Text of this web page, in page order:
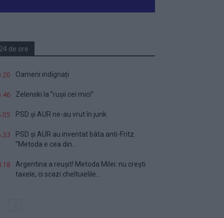
24 de ore
Oameni indignați
Zelenski la ”rușii cei mici”
PSD și AUR ne-au vrut în junk
PSD și AUR au inventat bâta anti-Fritz.
”Metoda e cea din...
Argentina a reușit! Metoda Milei: nu crești
taxele, ci scazi cheltuielile...